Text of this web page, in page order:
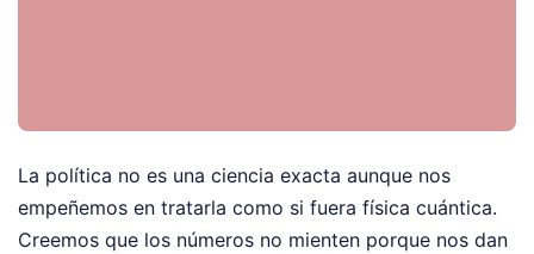
La política no es una ciencia exacta aunque nos
empeñemos en tratarla como si fuera física cuántica.
Creemos que los números no mienten porque nos dan